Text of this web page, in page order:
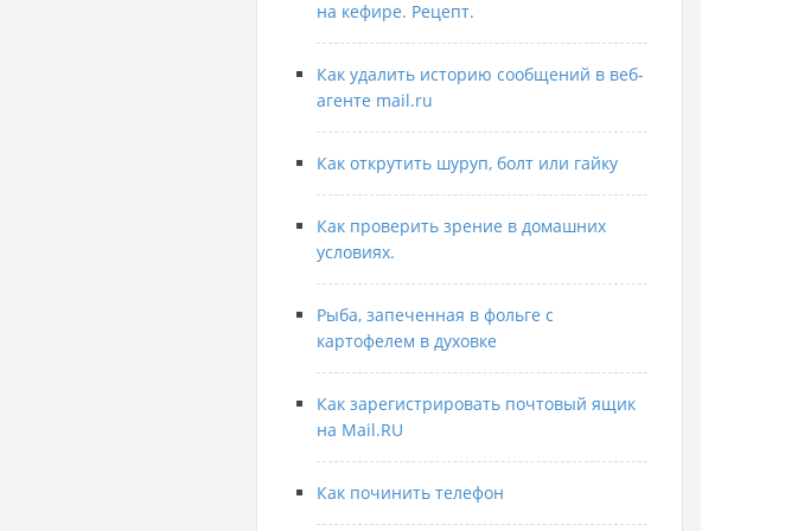
на кефире. Рецепт.
Как удалить историю сообщений в веб-
агенте mail.ru
Как открутить шуруп, болт или гайку
Как проверить зрение в домашних
условиях.
Рыба, запеченная в фольге с
картофелем в духовке
Как зарегистрировать почтовый ящик
на Mail.RU
Как починить телефон